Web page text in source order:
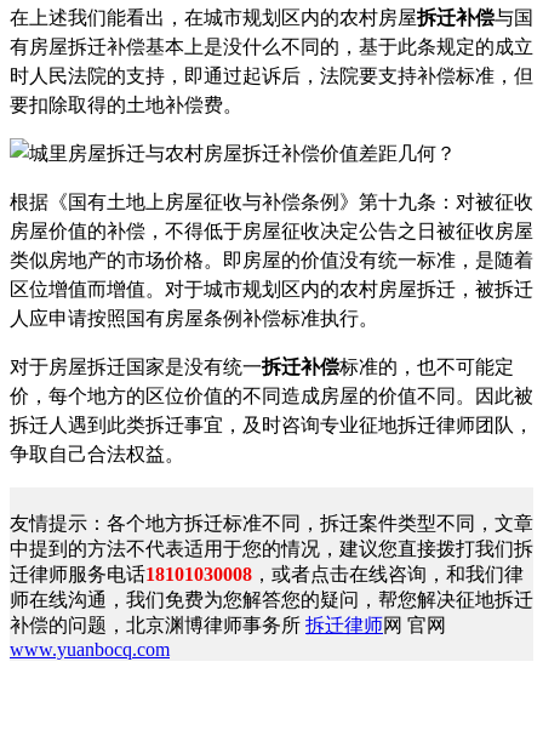
在上述我们能看出，在城市规划区内的农村房屋拆迁补偿与国
有房屋拆迁补偿基本上是没什么不同的，基于此条规定的成立
时人民法院的支持，即通过起诉后，法院要支持补偿标准，但
要扣除取得的土地补偿费。
根据《国有土地上房屋征收与补偿条例》第十九条：对被征收
房屋价值的补偿，不得低于房屋征收决定公告之日被征收房屋
类似房地产的市场价格。即房屋的价值没有统一标准，是随着
区位增值而增值。对于城市规划区内的农村房屋拆迁，被拆迁
人应申请按照国有房屋条例补偿标准执行。
对于房屋拆迁国家是没有统一拆迁补偿标准的，也不可能定
价，每个地方的区位价值的不同造成房屋的价值不同。因此被
拆迁人遇到此类拆迁事宜，及时咨询专业征地拆迁律师团队，
争取自己合法权益。
友情提示：各个地方拆迁标准不同，拆迁案件类型不同，文章
中提到的方法不代表适用于您的情况，建议您直接拨打我们拆
迁律师服务电话18101030008 ，或者点击在线咨询，和我们律
师在线沟通，我们免费为您解答您的疑问，帮您解决征地拆迁
补偿的问题，北京渊博律师事务所 拆迁律师网 官网
www.yuanbocq.com